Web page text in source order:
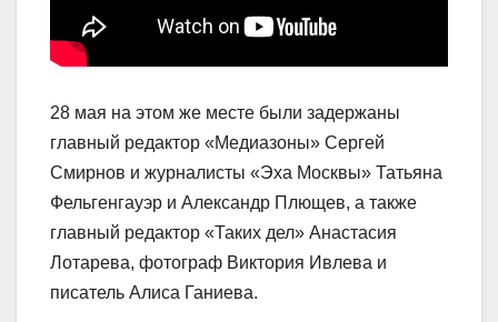
28 мая на этом же месте были задержаны
главный редактор «Медиазоны» Сергей
Смирнов и журналисты «Эха Москвы» Татьяна
Фельгенгауэр и Александр Плющев, а также
главный редактор «Таких дел» Анастасия
Лотарева, фотограф Виктория Ивлева и
писатель Алиса Ганиева.